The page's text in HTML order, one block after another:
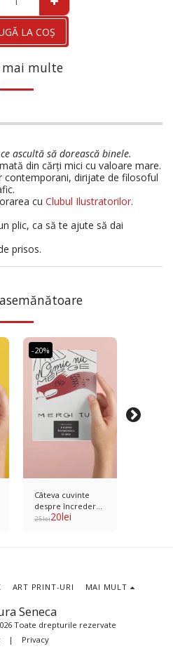
LA COŞ
mai multe
ascultă să dorească binele.
din cărți mici cu valoare mare.
contemporani, dirijate de filosoful
cu Clubul Ilustratorilor.
plic, ca să te ajute să dai
prisos.
-20%
Câteva cuvinte
despre încrederea
în sine - Seneca -
25lei20lei
Seneca
Toate drepturile rezervate
| Privacy
ART PRINT-URI MAI MULT